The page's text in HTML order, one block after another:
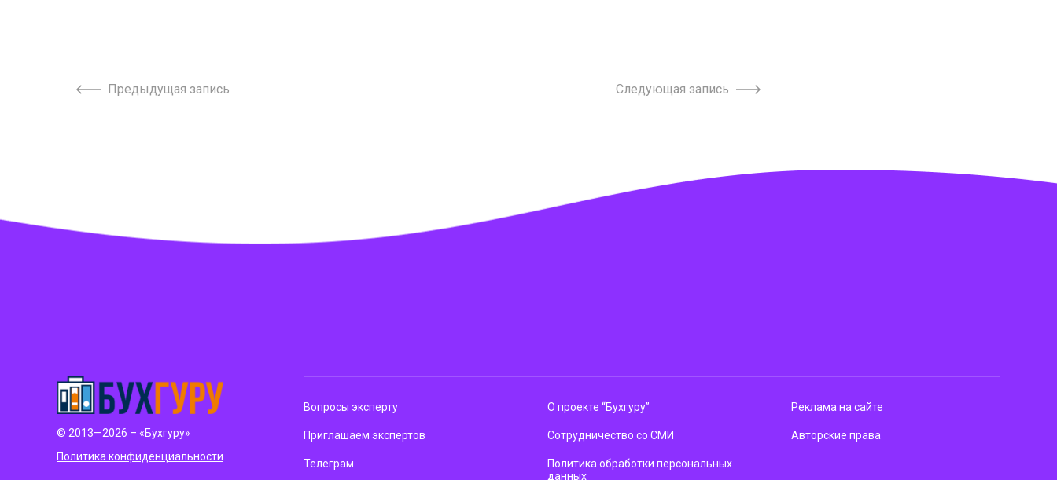
Предыдущая запись Следующая запись
© 2013—2026 – «Бухгуру»
Политика конфиденциальности
Вопросы эксперту
Приглашаем экспертов
Телеграм
О проекте “Бухгуру”
Сотрудничество со СМИ
Политика обработки персональных
данных
Реклама на сайте
Авторские права